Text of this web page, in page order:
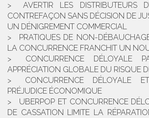
AVERTIR LES DISTRIBUTEURS
CONTREFAÇON SANS DÉCISION DE
UN DÉNIGREMENT COMMERCIAL
PRATIQUES DE NON-
LA CONCURRENCE FRANCHIT UN
CONCURRENCE DÉLOYALE
APPRÉCIATION GLOBALE DU RISQUE
CONCURRENCE DÉLOYALE
PRÉJUDICE ÉCONOMIQUE
UBERPOP ET CONCURRENCE
DE CASSATION LIMITE LA